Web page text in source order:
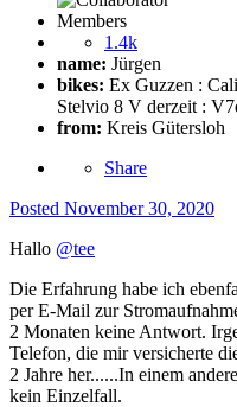
Members
1.4k
name: Jürgen
bikes: Ex Guzzen :
Stelvio 8 V derzeit :
from: Kreis Gütersloh
Share
Posted November 30, 2020
Hallo @tee
Die Erfahrung habe ich
per E-Mail zur
2 Monaten keine Antwort.
Telefon, die mir versicherte
2 Jahre her......In einem
kein Einzelfall.